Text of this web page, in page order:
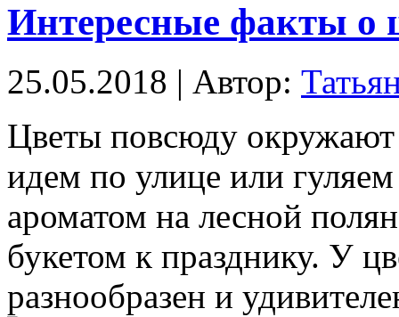
Интересные факты о
25.05.2018 | Автор:
Цветы повсюду
идем по улице или
ароматом на лесной
букетом к празднику. У
разнообразен и